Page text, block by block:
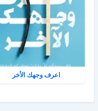
اعرف وجهك الأخر